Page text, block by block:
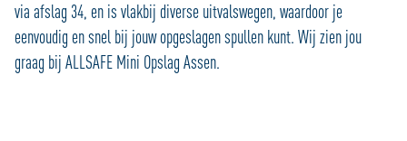
via afslag 34, en is vlakbij diverse uitvalswegen, waardoor je
eenvoudig en snel bij jouw opgeslagen spullen kunt. Wij zien jou
graag bij ALLSAFE Mini Opslag Assen.